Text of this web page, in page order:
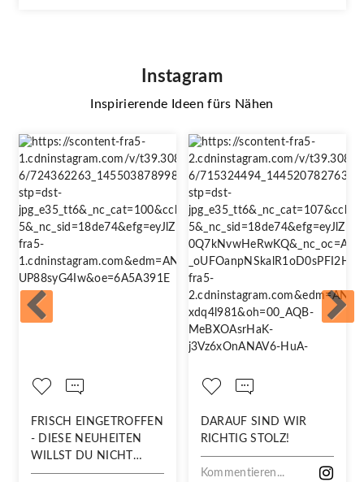
Instagram
Inspirierende Ideen fürs Nähen
FRISCH EINGETROFFEN
- DIESE NEUHEITEN
WILLST DU NICHT
VERPASSEN!
DARAUF SIND WIR
RICHTIG STOLZ!
Kommentieren...